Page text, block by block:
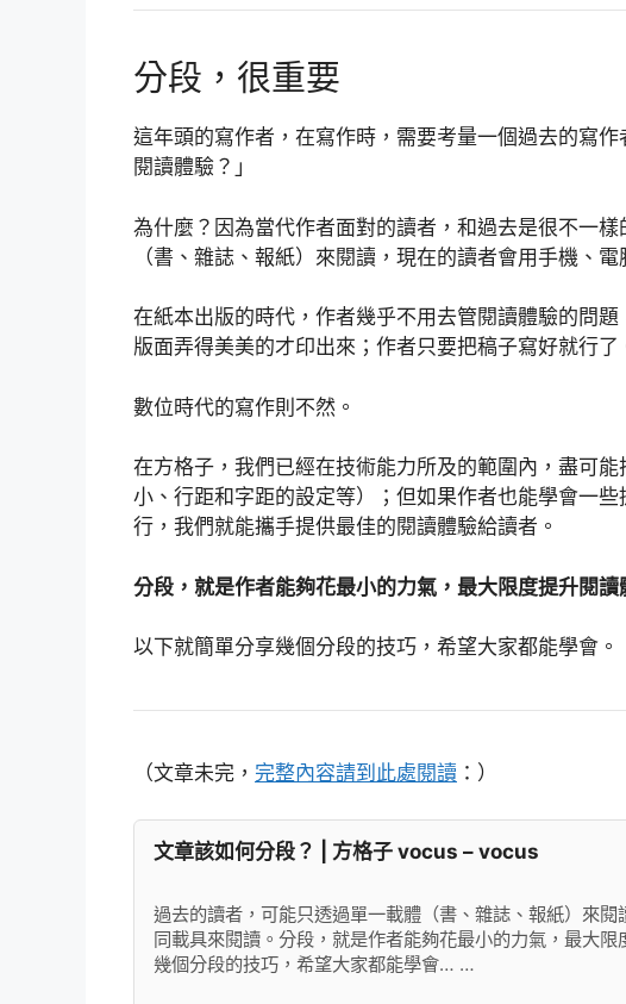
分段，很重要
這年頭的寫作者，在寫作時，需要考量一個過去的寫
閱讀體驗？」
為什麼？因為當代作者面對的讀者，和過去是很不一
（書、雜誌、報紙）來閱讀，現在的讀者會用手機、
在紙本出版的時代，作者幾乎不用去管閱讀體驗的問
版面弄得美美的才印出來；作者只要把稿子寫好就行了
數位時代的寫作則不然。
在方格子，我們已經在技術能力所及的範圍內，盡可
小、行距和字距的設定等）；但如果作者也能學會一
行，我們就能攜手提供最佳的閱讀體驗給讀者。
分段，就是作者能夠花最小的力氣，最大限度提升閱讀
以下就簡單分享幾個分段的技巧，希望大家都能學會。
（文章未完， 完整內容請到此處閱讀 ：）
文章該如何分段？ | 方格子 vocus – vocus
過去的讀者，可能只透過單一載體（書、雜誌、報紙）來
同載具來閱讀。分段，就是作者能夠花最小的力氣，最大
幾個分段的技巧，希望大家都能學會… …